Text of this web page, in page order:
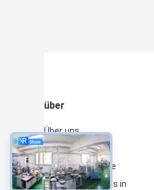
über
Über uns
Fabrik-Ausflug
Qualitätskontrolle
Treten Sie mit uns in